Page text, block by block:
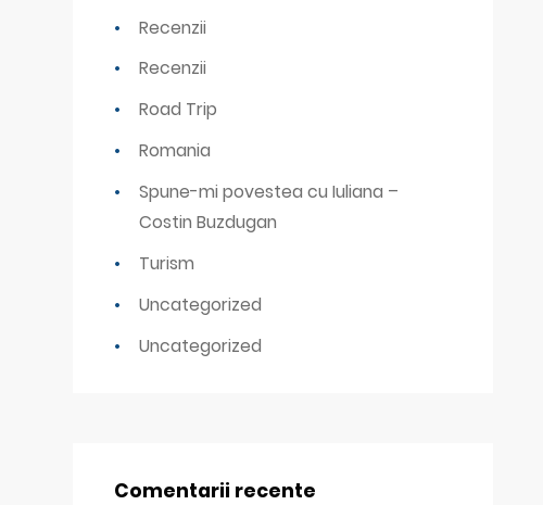
Recenzii
Recenzii
Road Trip
Romania
Spune-mi povestea cu Iuliana –
Costin Buzdugan
Turism
Uncategorized
Uncategorized
Comentarii recente